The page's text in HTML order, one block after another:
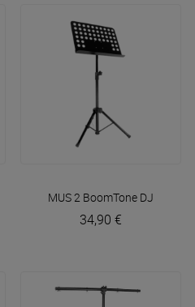
MUS 2 BoomTone DJ
34,90 €